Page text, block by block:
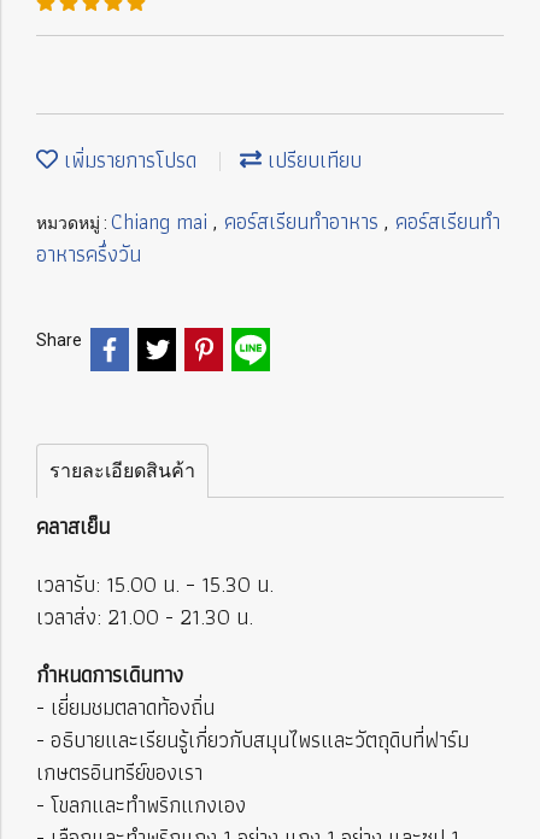
เพิ่มรายการโปรด เปรียบเทียบ
หมวดหมู่ : Chiang mai , คอร์สเรียนทำอาหาร , คอร์สเรียนทำ
อาหารครึ่งวัน
Share
รายละเอียดสินค้า
คลาสเย็น
เวลารับ: 15.00 น. – 15.30 น.
เวลาส่ง: 21.00 - 21.30 น.
กำหนดการเดินทาง
- เยี่ยมชมตลาดท้องถิ่น
- อธิบายและเรียนรู้เกี่ยวกับสมุนไพรและวัตถุดิบที่ฟาร์ม
เกษตรอินทรีย์ของเรา
- โขลกและทำพริกแกงเอง